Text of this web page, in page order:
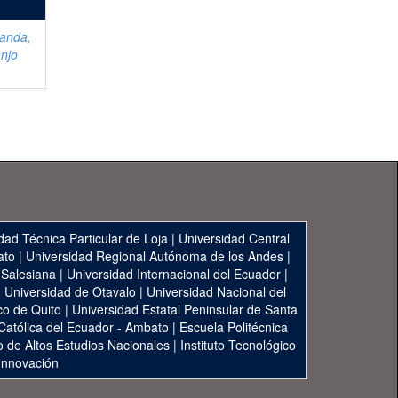
Técnica Particular de Loja | Universidad Central
| Universidad Regional Autónoma de los Andes|
| Universidad Internacional del Ecuador|
Universidad de Otavalo | Universidad Nacional del
de Quito | Universidad Estatal Peninsular de Santa
del Ecuador - Ambato | Escuela Politécnica
de Altos Estudios Nacionales | Instituto Tecnológico